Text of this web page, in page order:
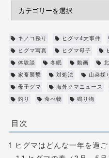
キノコ採り ヒグマ4大事件
ヒグマ写真
ヒグマ母子
体験談
冬眠 動画
家畜襲撃
対処法 山菜採
母子グマ
海外クマニュース
釣り
食べ物 鳴り物
目次
1 ヒグマはどんな一年を過